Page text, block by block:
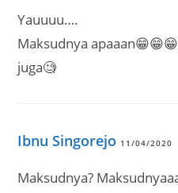
Yauuuu….
Maksudnya
juga🧐
Ibnu Singorejo 11/04/2020
Maksudnya?